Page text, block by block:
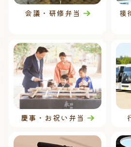
会議・研修弁当
接
慶事・お祝い弁当